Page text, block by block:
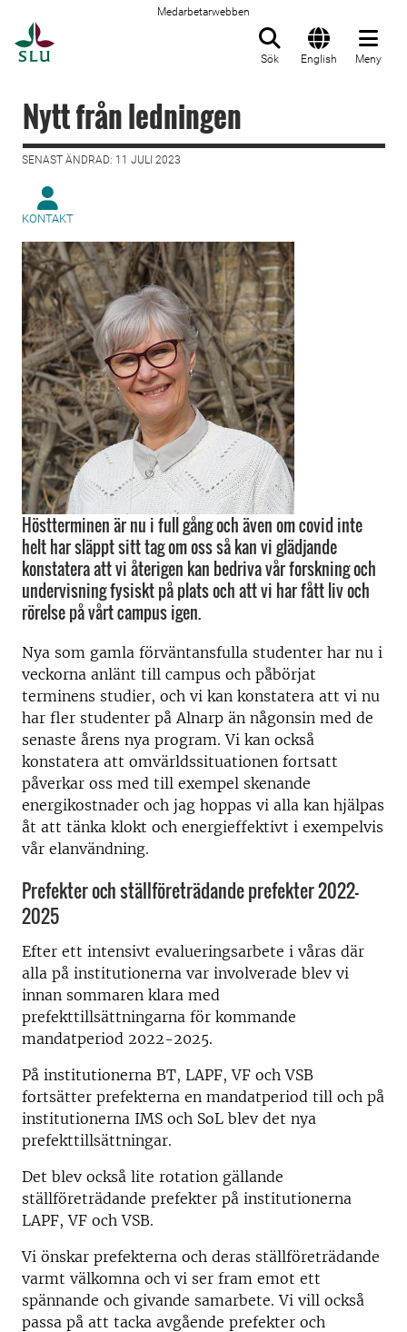
Medarbetarwebben
Sök English Meny
Nytt från ledningen
SENAST ÄNDRAD: 11 JULI 2023
KONTAKT
Höstterminen är nu i full gång och även om covid inte
helt har släppt sitt tag om oss så kan vi glädjande
konstatera att vi återigen kan bedriva vår forskning och
undervisning fysiskt på plats och att vi har fått liv och
rörelse på vårt campus igen.
Nya som gamla förväntansfulla studenter har nu i
veckorna anlänt till campus och påbörjat
terminens studier, och vi kan konstatera att vi nu
har fler studenter på Alnarp än någonsin med de
senaste årens nya program. Vi kan också
konstatera att omvärldssituationen fortsatt
påverkar oss med till exempel skenande
energikostnader och jag hoppas vi alla kan hjälpas
åt att tänka klokt och energieffektivt i exempelvis
vår elanvändning.
Prefekter och ställföreträdande prefekter 2022-
2025
Efter ett intensivt evalueringsarbete i våras där
alla på institutionerna var involverade blev vi
innan sommaren klara med
prefekttillsättningarna för kommande
mandatperiod 2022-2025.
På institutionerna BT, LAPF, VF och VSB
fortsätter prefekterna en mandatperiod till och på
institutionerna IMS och SoL blev det nya
prefekttillsättningar.
Det blev också lite rotation gällande
ställföreträdande prefekter på institutionerna
LAPF, VF och VSB.
Vi önskar prefekterna och deras ställföreträdande
varmt välkomna och vi ser fram emot ett
spännande och givande samarbete. Vi vill också
passa på att tacka avgående prefekter och